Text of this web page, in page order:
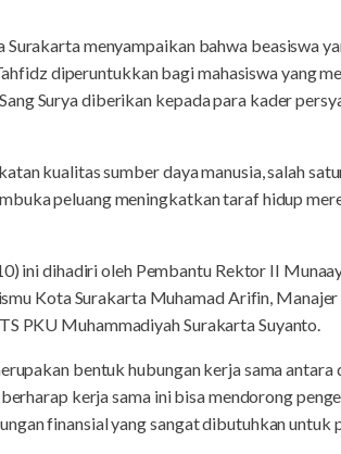
menyampaikan bahwa beasiswa
diperuntukkan bagi mahasiswa yang
Surya diberikan kepada para kader
kualitas sumber daya manusia, salah
peluang meningkatkan taraf hidup
ini dihadiri oleh Pembantu Rektor II
Kota Surakarta Muhamad Arifin,
PKU Muhammadiyah Surakarta Suyanto.
bentuk hubungan kerja sama antara
kerja sama ini bisa mendorong
finansial yang sangat dibutuhkan untuk